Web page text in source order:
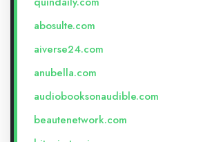
abosulte.com
aiverse24.com
anubella.com
audiobooksonaudible.com
beautenetwork.com